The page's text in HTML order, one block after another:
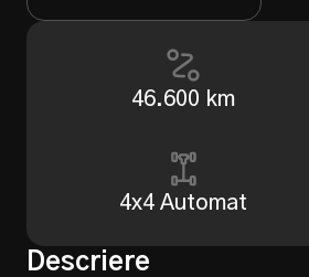
46.600 km
4x4 Automat
Descriere